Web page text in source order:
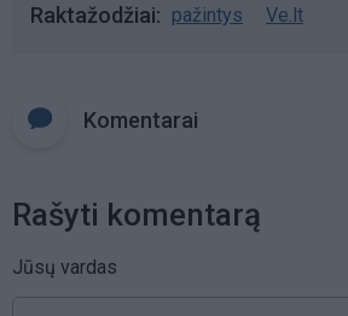
Raktažodžiai pažintys Ve.lt
Komentarai
Rašyti komentarą
Jūsų vardas